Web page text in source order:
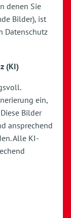
denen Sie
Bilder), ist
Datenschutz
(KI)
ein,
Bilder
ansprechend
Alle KI-